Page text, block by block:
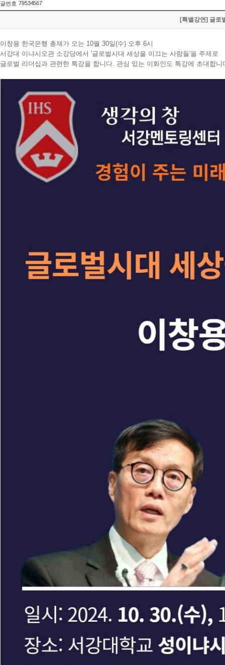
글번호 79534567
[특별강연] 글로
이창용 한국은행 총재가 오는 10월 30일(수) 오후 6시
서강대 이냐시오관 소강당에서 '글로벌시대 세상을 이끄는 사람들'을 주제로
글로벌 리더십과 관련한 특강을 합니다. 관심 있는 이화인도 특강에 초대합니